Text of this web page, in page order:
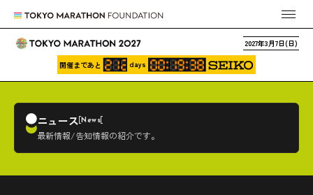
2027年3月7日(日)
開催まであと days
ニュース News
最新情報/告知情報の紹介です。